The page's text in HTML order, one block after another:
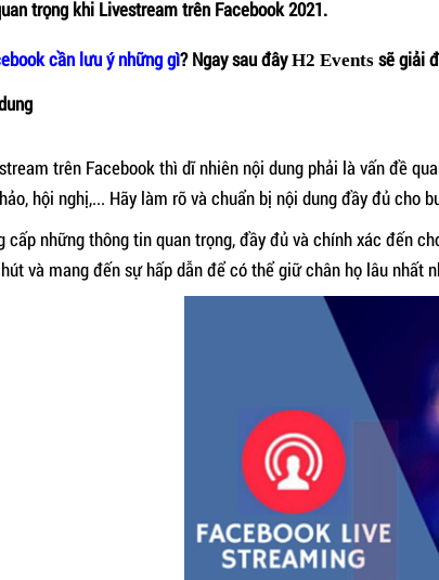
trọng khi Livestream trên Facebook 2021.
cần lưu ý những gì? Ngay sau đâyH2 Events sẽ giải
trên Facebook thì dĩ nhiên nội dung phải là vấn đề
hội nghị,... Hãy làm rõ và chuẩn bị nội dung đầy đủ cho
cấp những thông tin quan trọng, đầy đủ và chính xác đến
và mang đến sự hấp dẫn để có thể giữ chân họ lâu nhất